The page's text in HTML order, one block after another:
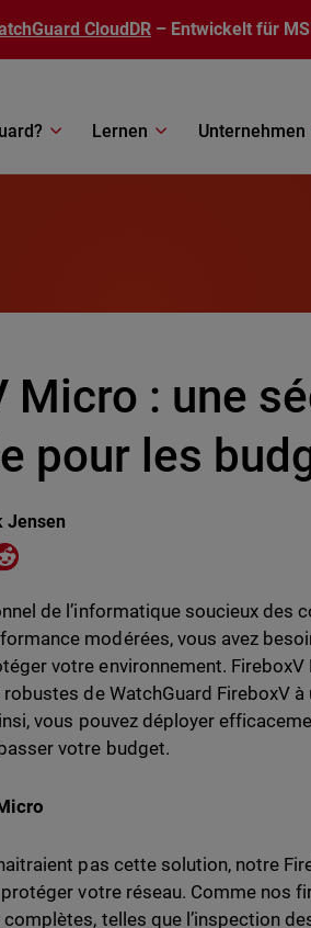
CloudDR – Entwickelt für
Lernen Unternehmen
Micro : une
pour les
Jensen
on X
Share on Reddit
de l’informatique soucieux des
modérées, vous avez
votre environnement.
de WatchGuard FireboxV à
vous pouvez déployer
votre budget.
pas cette solution, notre
votre réseau. Comme nos
telles que l’inspection